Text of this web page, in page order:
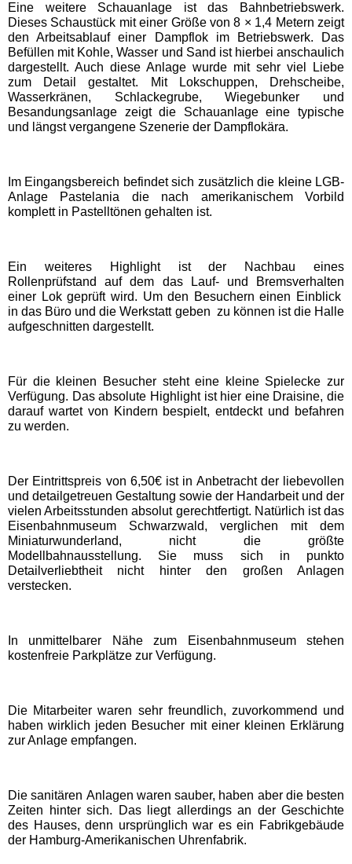
Freizeit-Land Geiselwind
LEGOLAND Deutschland
Rodelbahn St. Englmar
Freizeitpark Lochmühle
Niedersachsen
Freizeitparks
Rasti-Land
Serengeti-Park
Nordrhein-Westfalen
Freizeitparks
Irrland Kevelaer
PanoramaPark
Phantasialand
potts park
Eine weitere Schauanlage ist das Bahnbetriebswerk.
Dieses Schaustück mit einer Größe von 8 × 1,4 Metern zeigt
den Arbeitsablauf einer Dampflok im Betriebswerk. Das
Befüllen mit Kohle, Wasser und Sand ist hierbei anschaulich
dargestellt. Auch diese Anlage wurde mit sehr viel Liebe
zum Detail gestaltet. Mit Lokschuppen, Drehscheibe,
Wasserkränen, Schlackegrube, Wiegebunker und
Besandungsanlage zeigt die Schauanlage eine typische
und längst vergangene Szenerie der Dampflokära.
Im Eingangsbereich befindet sich zusätzlich die kleine LGB-
Anlage Pastelania die nach amerikanischem Vorbild
komplett in Pastelltönen gehalten ist.
Ein weiteres Highlight ist der Nachbau eines
Rollenprüfstand auf dem das Lauf- und Bremsverhalten
einer Lok geprüft wird. Um den Besuchern einen Einblick
in das Büro und die Werkstatt geben zu können ist die Halle
aufgeschnitten dargestellt.
Für die kleinen Besucher steht eine kleine Spielecke zur
Verfügung. Das absolute Highlight ist hier eine Draisine, die
darauf wartet von Kindern bespielt, entdeckt und befahren
zu werden.
Der Eintrittspreis von 6,50€ ist in Anbetracht der liebevollen
und detailgetreuen Gestaltung sowie der Handarbeit und der
vielen Arbeitsstunden absolut gerechtfertigt. Natürlich ist das
Eisenbahnmuseum Schwarzwald, verglichen mit dem
Miniaturwunderland, nicht die größte
Modellbahnausstellung. Sie muss sich in punkto
Detailverliebtheit nicht hinter den großen Anlagen
verstecken.
In unmittelbarer Nähe zum Eisenbahnmuseum stehen
kostenfreie Parkplätze zur Verfügung.
Die Mitarbeiter waren sehr freundlich, zuvorkommend und
haben wirklich jeden Besucher mit einer kleinen Erklärung
zur Anlage empfangen.
Die sanitären Anlagen waren sauber, haben aber die besten
Zeiten hinter sich. Das liegt allerdings an der Geschichte
des Hauses, denn ursprünglich war es ein Fabrikgebäude
der Hamburg-Amerikanischen Uhrenfabrik.